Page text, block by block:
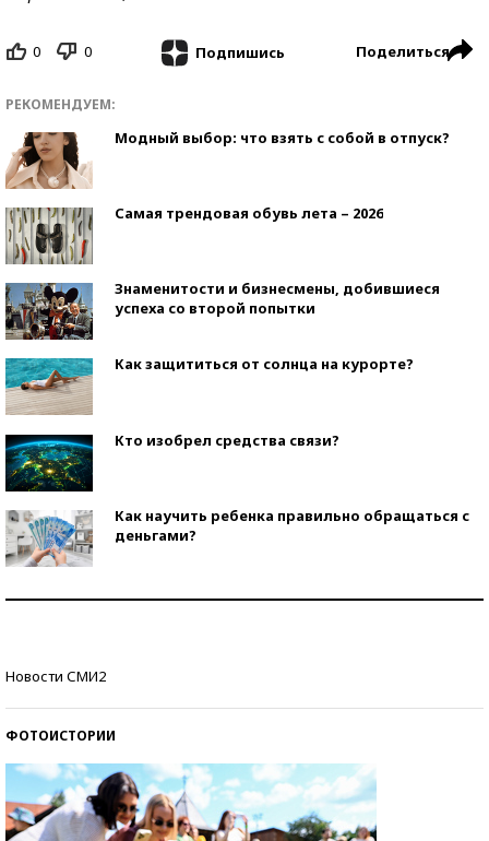
0 0 Подпишись Поделиться
РЕКОМЕНДУЕМ:
Модный выбор: что взять с собой в отпуск?
Самая трендовая обувь лета – 2026
Знаменитости и бизнесмены, добившиеся
успеха со второй попытки
Как защититься от солнца на курорте?
Кто изобрел средства связи?
Как научить ребенка правильно обращаться с
деньгами?
Новости СМИ2
ФОТОИСТОРИИ